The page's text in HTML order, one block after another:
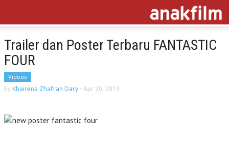
Trailer dan Poster Terbaru FANTASTIC
FOUR
Videos
by Khairena Zhafran Dary - Apr 20, 2015